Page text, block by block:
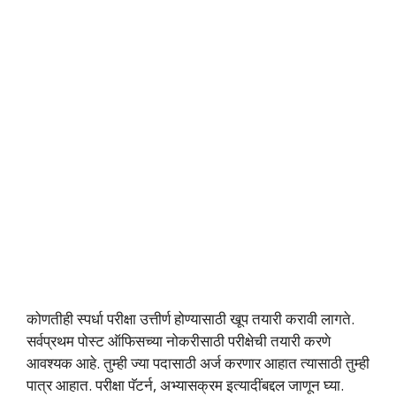
कोणतीही स्पर्धा परीक्षा उत्तीर्ण होण्यासाठी खूप तयारी करावी लागते.
सर्वप्रथम पोस्ट ऑफिसच्या नोकरीसाठी परीक्षेची तयारी करणे
आवश्यक आहे. तुम्ही ज्या पदासाठी अर्ज करणार आहात त्यासाठी तुम्ही
पात्र आहात. परीक्षा पॅटर्न, अभ्यासक्रम इत्यादींबद्दल जाणून घ्या.